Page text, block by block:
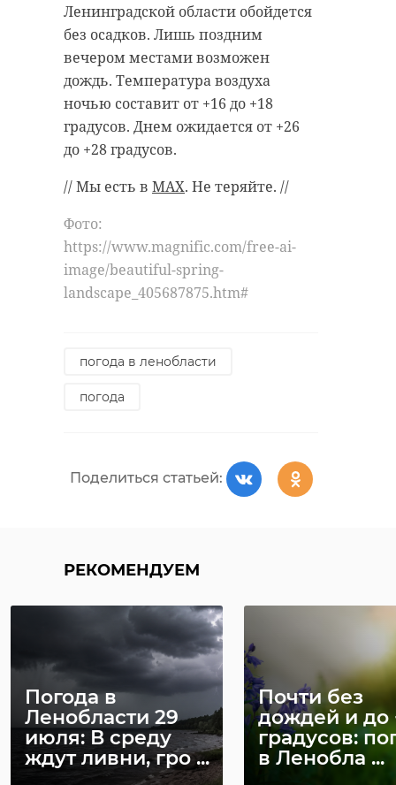
Ленинградской области обойдется
без осадков. Лишь поздним
вечером местами возможен
дождь. Температура воздуха
ночью составит от +16 до +18
градусов. Днем ожидается от +26
до +28 градусов.
// Мы есть в MAX. Не теряйте. //
Фото:
https://www.magnific.com/free-ai-
image/beautiful-spring-
landscape_405687875.htm#
погода в ленобласти
погода
Поделиться статьей:
РЕКОМЕНДУЕМ
Погода в
Ленобласти 29
июля: В среду
ждут ливни, гро ...
Почти без
дождей и до
градусов:
в Ленобла ...